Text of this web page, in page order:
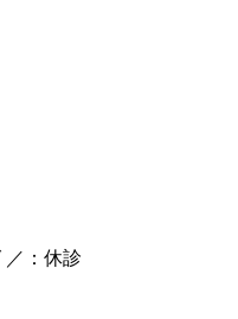
：休診